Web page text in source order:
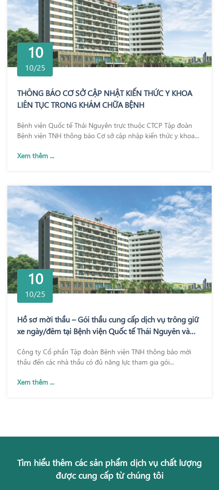
10
10/25
THÔNG BÁO CƠ SỞ CẬP NHẬT KIẾN THỨC Y KHOA
LIÊN TỤC TRONG KHÁM CHỮA BỆNH
Bệnh viện Quốc tế Thái Nguyên trực thuộc CTCP Tập đoàn
Bệnh viện TNH thông báo Cơ sở cập nhập kiến thức y khoa...
Xem thêm ...
10
10/25
Hồ sơ mời thầu – Gói thầu cung cấp dịch vụ trông giữ
xe ngày/đêm tại Bệnh viện Quốc tế Thái Nguyên và
Công ty Cổ phần Tập đoàn Bệnh viện TNH thông báo mời
thầu đến các nhà thầu có đủ năng lực tham gia gói...
Xem thêm ...
Tìm hiểu thêm các sản phẩm dịch vụ chất lượng
được cung cấp từ chúng tôi